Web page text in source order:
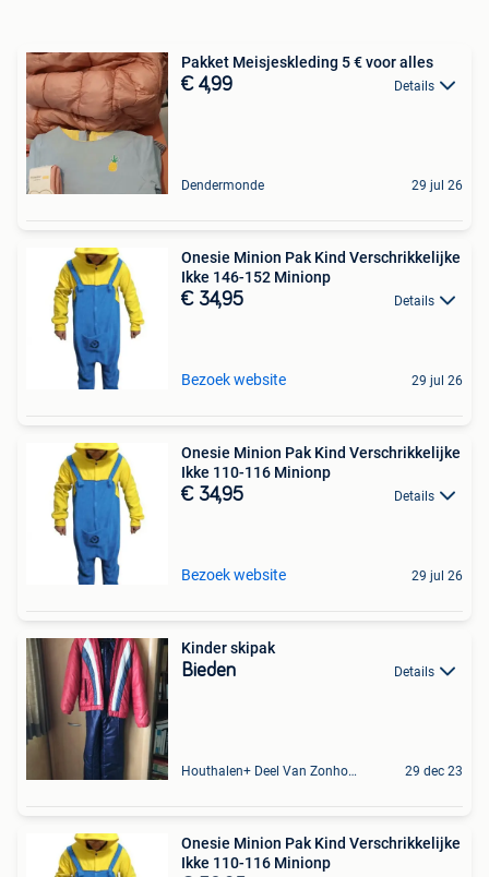
Pakket Meisjeskleding 5 € voor alles
€ 4,99 Details
Dendermonde 29 jul 26
Onesie Minion Pak Kind Verschrikkelijke
Ikke 146-152 Minionp
€ 34,95 Details
Bezoek website 29 jul 26
Onesie Minion Pak Kind Verschrikkelijke
Ikke 110-116 Minionp
€ 34,95 Details
Bezoek website 29 jul 26
Kinder skipak
Bieden Details
Houthalen+ Deel Van Zonhoven En Zolder 29 dec 23
Onesie Minion Pak Kind Verschrikkelijke
Ikke 110-116 Minionp